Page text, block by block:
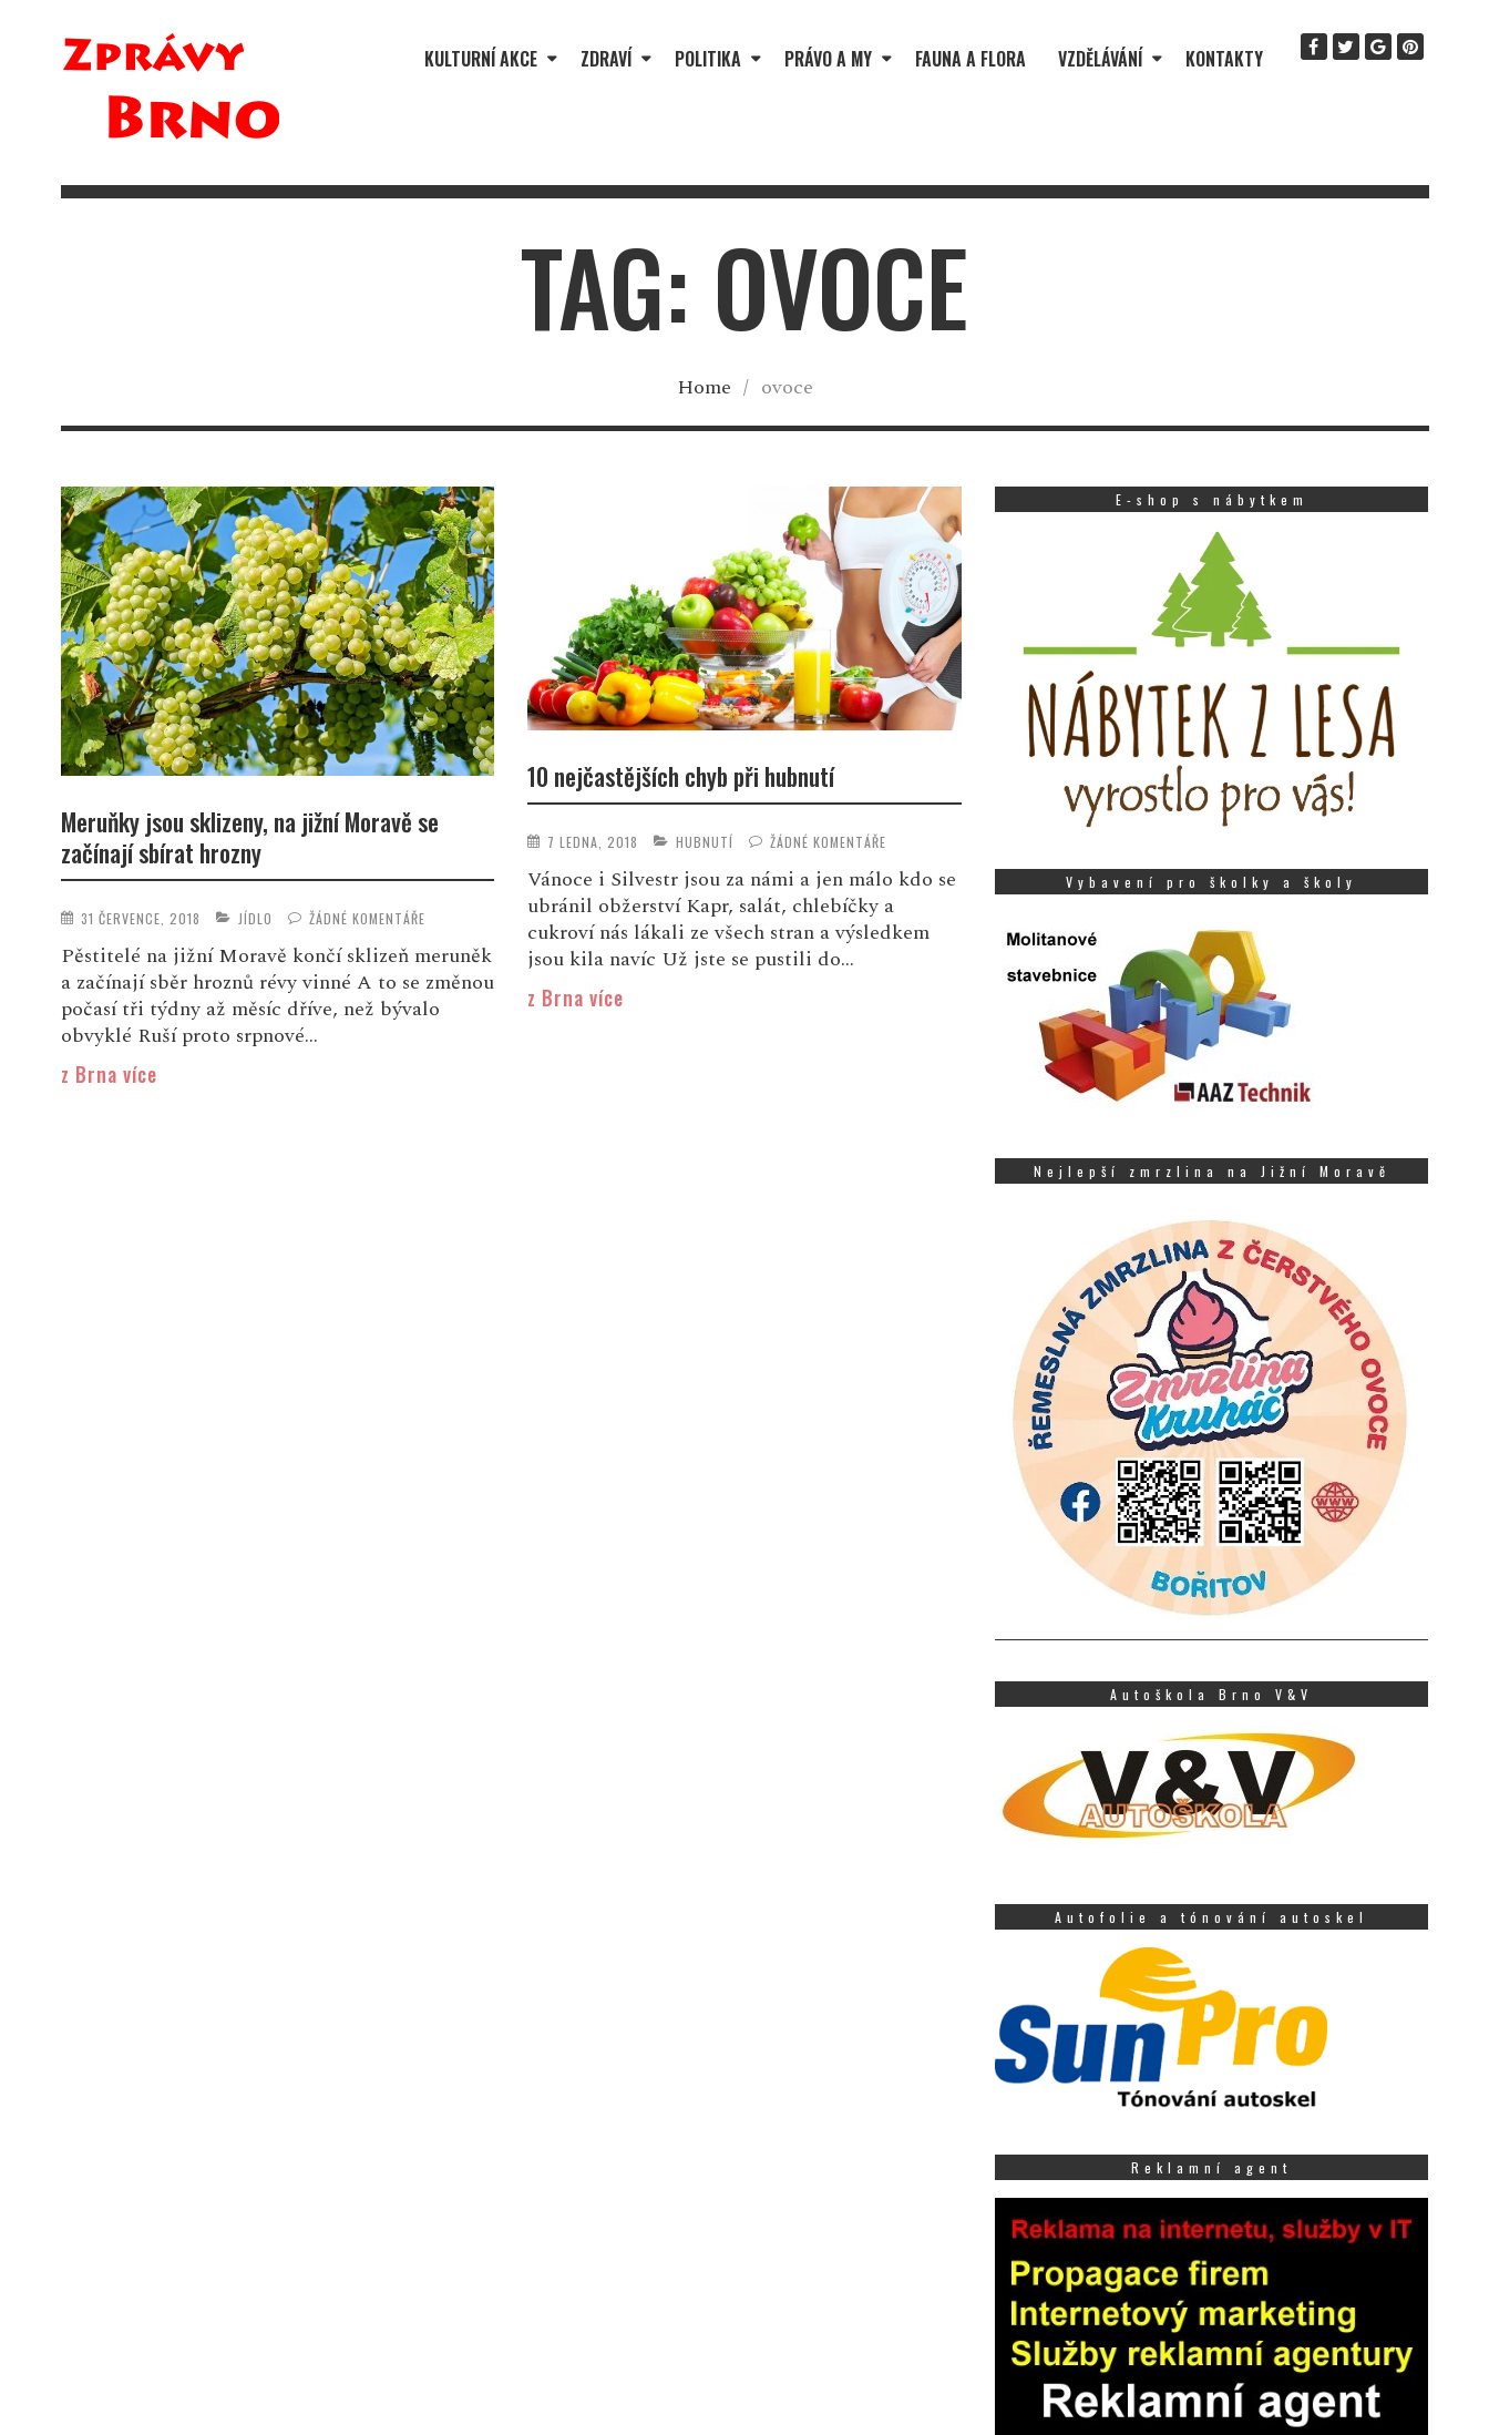
KULTURNÍ AKCE ZDRAVÍ POLITIKA PRÁVO A MY FAUNA A FLORA VZDĚLÁVÁNÍ KONTAKTY
TAG: OVOCE
Home / ovoce
Meruňky jsou sklizeny, na jižní Moravě se
začínají sbírat hrozny
31 ČERVENCE, 2018 JÍDLO ŽÁDNÉ KOMENTÁŘE
Pěstitelé na jižní Moravě končí sklizeň meruněk
a začínají sběr hroznů révy vinné A to se změnou
počasí tři týdny až měsíc dříve, než bývalo
obvyklé Ruší proto srpnové...
z Brna více
10 nejčastějších chyb při hubnutí
7 LEDNA, 2018 HUBNUTÍ ŽÁDNÉ KOMENTÁŘE
Vánoce i Silvestr jsou za námi a jen málo kdo se
ubránil obžerství Kapr, salát, chlebíčky a
cukroví nás lákali ze všech stran a výsledkem
jsou kila navíc Už jste se pustili do...
z Brna více
E-shop s nábytkem
Vybavení pro školky a školy
Nejlepší zmrzlina na Jižní Moravě
Autoškola Brno V&V
Autofolie a tónování autoskel
Reklamní agent